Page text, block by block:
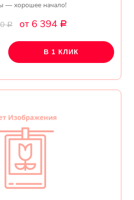
— хорошее начало!
Р от 6 394 Р
В 1 КЛИК